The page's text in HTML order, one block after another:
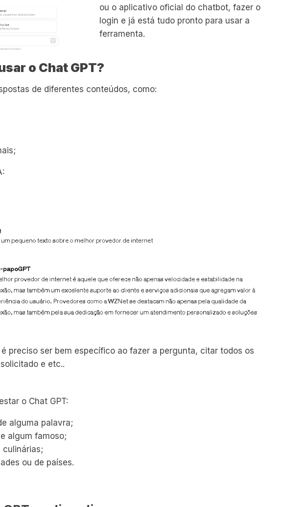
ou o aplicativo oficial do chatbot, fazer o
login e já está tudo pronto para usar a
ferramenta.
o Chat GPT?
de diferentes conteúdos, como:
preciso ser bem específico ao fazer a pergunta, citar todos os
e etc..
o Chat GPT:
alguma palavra;
algum famoso;
culinárias;
ou de países.